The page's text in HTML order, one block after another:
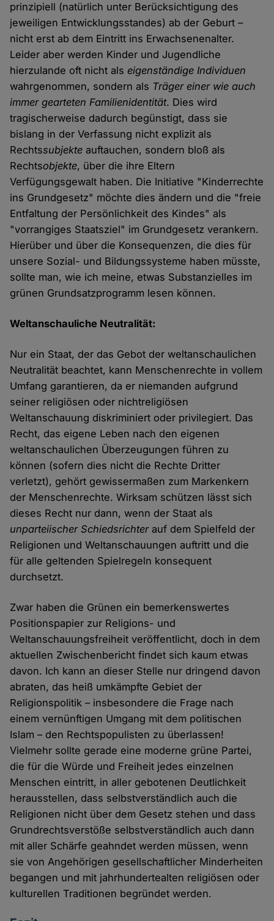
prinzipiell (natürlich unter Berücksichtigung des
jeweiligen Entwicklungsstandes) ab der Geburt –
nicht erst ab dem Eintritt ins Erwachsenenalter.
Leider aber werden Kinder und Jugendliche
hierzulande oft nicht alseigenständige Individuen
wahrgenommen, sondern als Träger einer wie auch
immer gearteten Familienidentität. Dies wird
tragischerweise dadurch begünstigt, dass sie
bislang in der Verfassung nicht explizit als
Rechtssubjekte auftauchen, sondern bloß als
Rechtsobjekte, über die ihre Eltern
Verfügungsgewalt haben. Die Initiative "Kinderrechte
ins Grundgesetz" möchte dies ändern und die "freie
Entfaltung der Persönlichkeit des Kindes" als
"vorrangiges Staatsziel" im Grundgesetz verankern.
Hierüber und über die Konsequenzen, die dies für
unsere Sozial- und Bildungssysteme haben müsste,
sollte man, wie ich meine, etwas Substanzielles im
grünen Grundsatzprogramm lesen können.
Weltanschauliche Neutralität:
Nur ein Staat, der das Gebot der weltanschaulichen
Neutralität beachtet, kann Menschenrechte in vollem
Umfang garantieren, da er niemanden aufgrund
seiner religiösen oder nichtreligiösen
Weltanschauung diskriminiert oder privilegiert. Das
Recht, das eigene Leben nach den eigenen
weltanschaulichen Überzeugungen führen zu
können (sofern dies nicht die Rechte Dritter
verletzt), gehört gewissermaßen zum Markenkern
der Menschenrechte. Wirksam schützen lässt sich
dieses Recht nur dann, wenn der Staat als
unparteiischer Schiedsrichterauf dem Spielfeld der
Religionen und Weltanschauungen auftritt und die
für alle geltenden Spielregeln konsequent
durchsetzt.
Zwar haben die Grünen ein bemerkenswertes
Positionspapier zur Religions- und
Weltanschauungsfreiheit veröffentlicht, doch in dem
aktuellen Zwischenbericht findet sich kaum etwas
davon. Ich kann an dieser Stelle nur dringend davon
abraten, das heiß umkämpfte Gebiet der
Religionspolitik – insbesondere die Frage nach
einem vernünftigen Umgang mit dem politischen
Islam – den Rechtspopulisten zu überlassen!
Vielmehr sollte gerade eine moderne grüne Partei,
die für die Würde und Freiheit jedes einzelnen
Menschen eintritt, in aller gebotenen Deutlichkeit
herausstellen, dass selbstverständlich auch die
Religionen nicht über dem Gesetz stehen und dass
Grundrechtsverstöße selbstverständlich auch dann
mit aller Schärfe geahndet werden müssen, wenn
sie von Angehörigen gesellschaftlicher Minderheiten
begangen und mit jahrhundertealten religiösen oder
kulturellen Traditionen begründet werden.